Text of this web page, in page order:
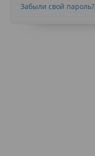
Забыли свой пароль?